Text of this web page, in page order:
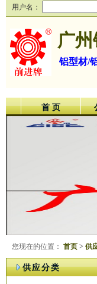
用户名：
广
铝型材/
首 页
您现在的位置： 首页 > 供
供应分类